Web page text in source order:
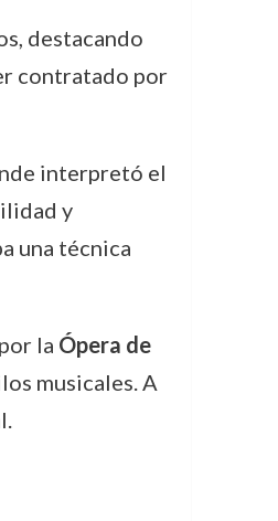
destacando
contratado por
interpretó el
y
una técnica
la Ópera de
musicales. A